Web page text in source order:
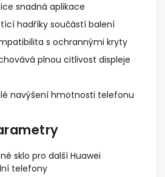
snadná aplikace
hadříky součástí balení
s ochrannými kryty
plnou citlivost displeje
navýšení hmotnosti telefonu
sklo pro další Huawei
telefony